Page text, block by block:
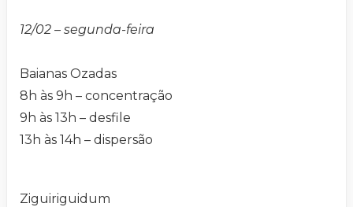
12/02 – segunda-feira
Baianas Ozadas
8h às 9h – concentração
9h às 13h – desfile
13h às 14h – dispersão
Ziguiriguidum